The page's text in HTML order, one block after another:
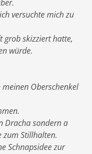
versuchte mich zu
grob skizziert hatte,
würde.
Oberschenkel
Dracha sondern a
zum Stillhalten.
Schnapsidee zur